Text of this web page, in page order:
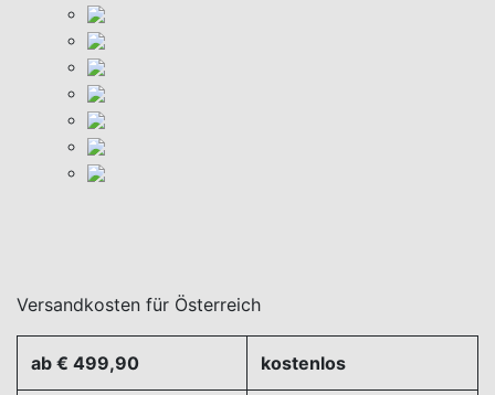
Versandkosten für Österreich
ab € 499,90 kostenlos